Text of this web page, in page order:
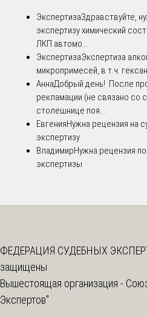
ЭкспертизаЗдравствуйте,
экспертизу химический
ЛКП автомо...
ЭкспертизаЭкспертиза
микропримесей, в т.ч.
АннаДобрый день! После
рекламации (не связано со
столешнице поя...
ЕвгенияНужна рецензия на
экспертизу
ВладимирНужна рецензия
экспертизы
ФЕДЕРАЦИЯ СУДЕБНЫХ
защищены
Вышестоящая организация -
Экспертов"